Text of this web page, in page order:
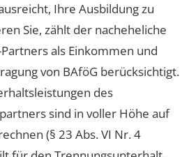
Ihre Ausbildung zu
Sie, zählt der nacheheliche
als Einkommen und
von BAföG berücksichtigt.
des
sind in voller Höhe auf
(§ 23 Abs. VI Nr. 4